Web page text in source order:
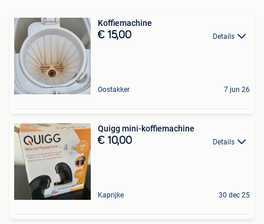
Koffiemachine
€ 15,00 Details
Oostakker 7 jun 26
Quigg mini-koffiemachine
€ 10,00 Details
Kaprijke 30 dec 25